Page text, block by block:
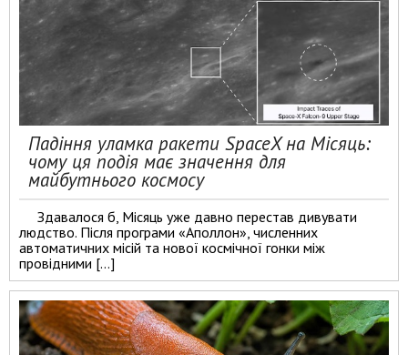
Падіння уламка ракети SpaceX на Місяць:
чому ця подія має значення для
майбутнього космосу
Здавалося б, Місяць уже давно перестав дивувати
людство. Після програми «Аполлон», численних
автоматичних місій та нової космічної гонки між
провідними […]